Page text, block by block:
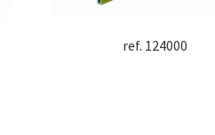
ref. 124000